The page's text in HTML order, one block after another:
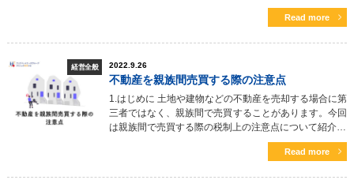
Read more
経営全般 2022.9.26
不動産を親族間売買する際の注意点
1.はじめに 土地や建物などの不動産を売却する場合に第
三者ではなく、親族間で売買することがあります。今回
は親族間で売買する際の税制上の注意点について紹介…
Read more